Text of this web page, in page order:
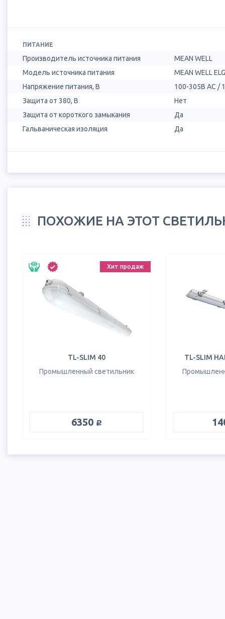
ПИТАНИЕ
Производитель источника питания
MEAN WELL
Модель источника питания
MEAN WELL
Напряжение питания, В
100-305В AC /
Защита от 380, В
Нет
Защита от короткого замыкания
Да
Гальваническая изоляция
Да
ПОХОЖИЕ НА ЭТОТ
Хит продаж
TL-SLIM 40
Промышленный светильник
6350 руб.
TL-SLIM